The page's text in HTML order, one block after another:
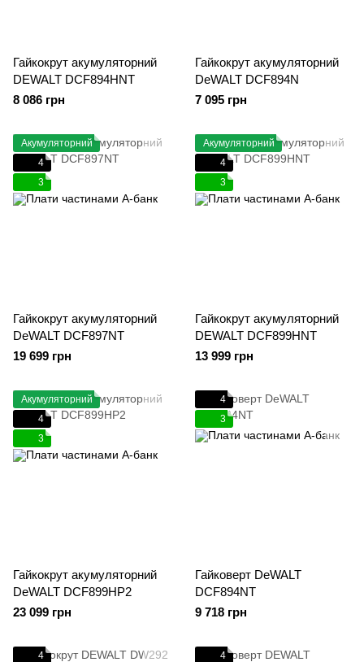
Гайкокрут акумуляторний
DEWALT DCF894HNT
8 086 грн
Гайкокрут акумуляторний
DeWALT DCF894N
7 095 грн
Акумуляторний
4
3
Гайкокрут акумуляторний
DeWALT DCF897NT
19 699 грн
Акумуляторний
4
3
Гайкокрут акумуляторний
DEWALT DCF899HNT
13 999 грн
Акумуляторний
4
3
Гайкокрут акумуляторний
DeWALT DCF899HP2
23 099 грн
4
3
Гайковерт DeWALT
DCF894NT
9 718 грн
4
4